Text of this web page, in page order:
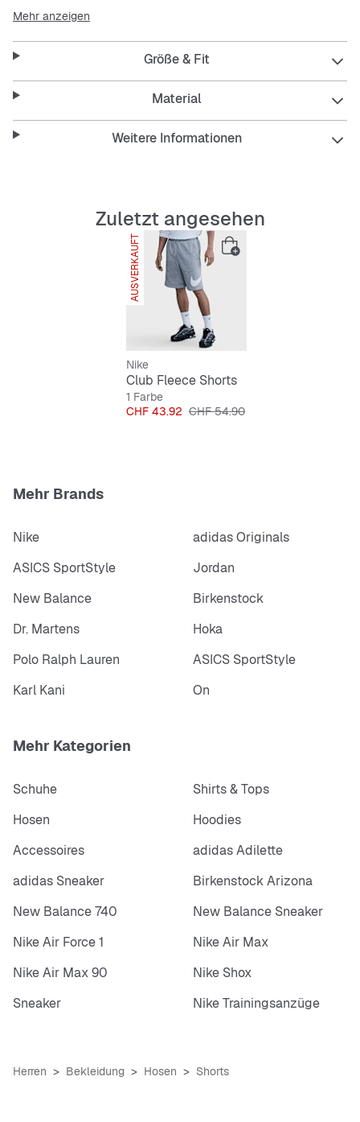
Die Standardpassform bietet ein relaxtes Tragegefühl an
Gesäß und Oberschenkeln.
Mit dem elastischen Bund und dem Kordelzug außen
kannst du die Passform an der Taille individuell
einstellen und alles sitzt bequem.
die meisten Smartphones.
Mehr anzeigen
Größe & Fit
Material
Weitere Informationen
Zuletzt angesehen
AUSVERKAUFT
Nike
Club Fleece Shorts
1 Farbe
Preis
CHF 43.92 Originalpreis
CHF 54.90
Mehr Brands
Nike
adidas Originals
ASICS SportStyle
Jordan
New Balance
Birkenstock
Dr. Martens
Hoka
Polo Ralph Lauren
ASICS SportStyle
Karl Kani
On
Mehr Kategorien
Schuhe
Shirts & Tops
Hosen
Hoodies
Accessoires
adidas Adilette
adidas Sneaker
Birkenstock Arizona
New Balance 740
New Balance Sneaker
Nike Air Force 1
Nike Air Max
Nike Air Max 90
Nike Shox
Sneaker
Nike Trainingsanzüge
Herren Bekleidung Hosen Shorts